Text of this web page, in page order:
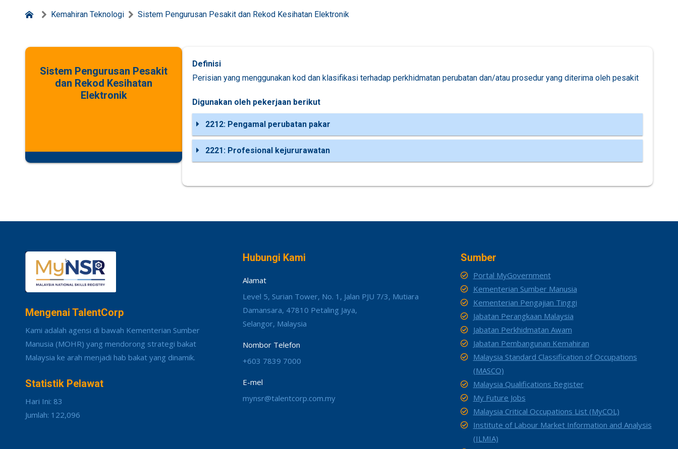
Kemahiran Teknologi Sistem Pengurusan Pesakit dan Rekod Kesihatan Elektronik
Sistem Pengurusan Pesakit
dan Rekod Kesihatan
Elektronik
Definisi
Perisian yang menggunakan kod dan klasifikasi terhadap perkhidmatan perubatan dan/atau prosedur yang diterima oleh pesakit
Digunakan oleh pekerjaan berikut
2212: Pengamal perubatan pakar
2221: Profesional kejururawatan
Mengenai TalentCorp
Kami adalah agensi di bawah Kementerian Sumber
Manusia (MOHR) yang mendorong strategi bakat
Malaysia ke arah menjadi hab bakat yang dinamik.
Statistik Pelawat
Hari Ini: 83
Jumlah: 122,096
Hubungi Kami
Alamat
Level 5, Surian Tower, No. 1, Jalan PJU 7/3, Mutiara
Damansara, 47810 Petaling Jaya,
Selangor, Malaysia
Nombor Telefon
+603 7839 7000
E-mel
mynsr@talentcorp.com.my
Sumber
Portal MyGovernment
Kementerian Sumber Manusia
Kementerian Pengajian Tinggi
Jabatan Perangkaan Malaysia
Jabatan Perkhidmatan Awam
Jabatan Pembangunan Kemahiran
Malaysia Standard Classification of Occupations
(MASCO)
Malaysia Qualifications Register
My Future Jobs
Malaysia Critical Occupations List (MyCOL)
Institute of Labour Market Information and Analysis
(ILMIA)